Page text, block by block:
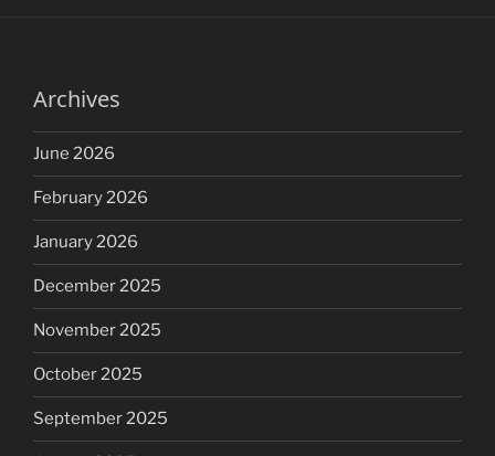
Archives
June 2026
February 2026
January 2026
December 2025
November 2025
October 2025
September 2025